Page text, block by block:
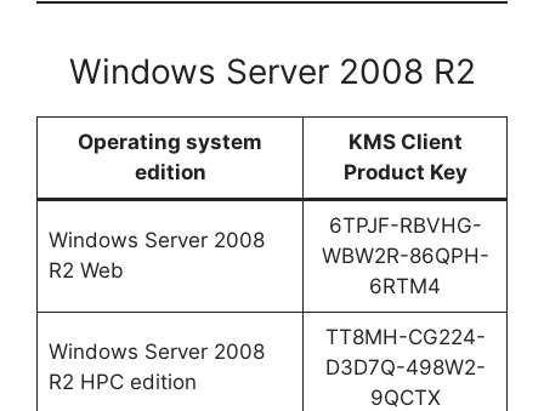
Windows Server 2008 R2
Operating system
edition
KMS Client
Product Key
Windows Server 2008
R2 Web
6TPJF-RBVHG-
WBW2R-86QPH-
6RTM4
Windows Server 2008
R2 HPC edition
TT8MH-CG224-
D3D7Q-498W2-
9QCTX